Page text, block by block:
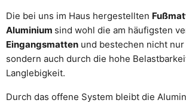
Die bei uns im Haus hergestellten
Aluminium sind wohl die am häufigsten
Eingangsmatten und bestechen nicht
sondern auch durch die hohe
Langlebigkeit.
Durch das offene System bleibt die